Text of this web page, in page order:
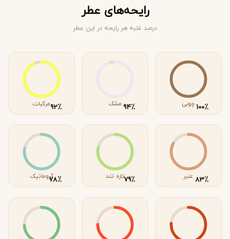
رایحه‌های عطر
درصد غلبه هر رایحه در این عطر
٪100 چوبی ٪94 مشک ٪92مرکبات
٪83 عنبر ٪79تازه تند ٪78آروماتیک